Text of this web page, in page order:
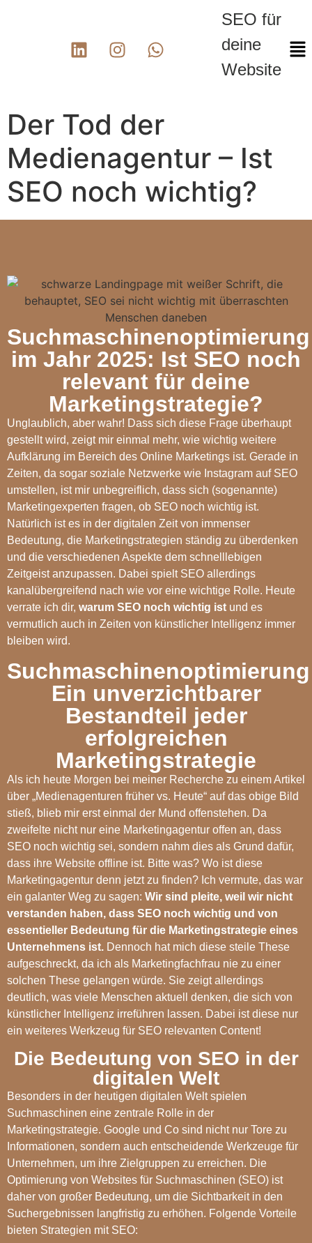
SEO für
deine
Website
Der Tod der
Medienagentur – Ist
SEO noch wichtig?
Suchmaschinenoptimierung
im Jahr 2025: Ist SEO noch
relevant für deine
Marketingstrategie?
Unglaublich, aber wahr! Dass sich diese Frage überhaupt
gestellt wird, zeigt mir einmal mehr, wie wichtig weitere
Aufklärung im Bereich des Online Marketings ist. Gerade in
Zeiten, da sogar soziale Netzwerke wie Instagram auf SEO
umstellen, ist mir unbegreiflich, dass sich (sogenannte)
Marketingexperten fragen, ob SEO noch wichtig ist.
Natürlich ist es in der digitalen Zeit von immenser
Bedeutung, die Marketingstrategien ständig zu überdenken
und die verschiedenen Aspekte dem schnelllebigen
Zeitgeist anzupassen. Dabei spielt SEO allerdings
kanalübergreifend nach wie vor eine wichtige Rolle. Heute
verrate ich dir, warum SEO noch wichtig ist und es
vermutlich auch in Zeiten von künstlicher Intelligenz immer
bleiben wird.
Ein unverzichtbarer
Bestandteil jeder
erfolgreichen
Marketingstrategie
Als ich heute Morgen bei meiner Recherche zu einem Artikel
über „Medienagenturen früher vs. Heute“ auf das obige Bild
stieß, blieb mir erst einmal der Mund offenstehen. Da
zweifelte nicht nur eine Marketingagentur offen an, dass
SEO noch wichtig sei, sondern nahm dies als Grund dafür,
dass ihre Website offline ist. Bitte was? Wo ist diese
Marketingagentur denn jetzt zu finden? Ich vermute, das war
ein galanter Weg zu sagen: Wir sind pleite, weil wir nicht
verstanden haben, dass SEO noch wichtig und von
essentieller Bedeutung für die Marketingstrategie eines
Unternehmens ist. Dennoch hat mich diese steile These
aufgeschreckt, da ich als Marketingfachfrau nie zu einer
solchen These gelangen würde. Sie zeigt allerdings
deutlich, was viele Menschen aktuell denken, die sich von
künstlicher Intelligenz irreführen lassen. Dabei ist diese nur
ein weiteres Werkzeug für SEO relevanten Content!
Die Bedeutung von SEO in der
digitalen Welt
Besonders in der heutigen digitalen Welt spielen
Suchmaschinen eine zentrale Rolle in der
Marketingstrategie. Google und Co sind nicht nur Tore zu
Informationen, sondern auch entscheidende Werkzeuge für
Unternehmen, um ihre Zielgruppen zu erreichen. Die
Optimierung von Websites für Suchmaschinen (SEO) ist
daher von großer Bedeutung, um die Sichtbarkeit in den
Suchergebnissen langfristig zu erhöhen. Folgende Vorteile
bieten Strategien mit SEO: